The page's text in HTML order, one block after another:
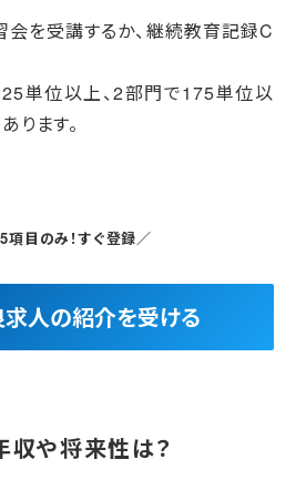
を受講するか、継続教育記録C
単位以上、2部門で175単位以
ります。
項目のみ！すぐ登録／
求人の紹介を受ける
や将来性は？